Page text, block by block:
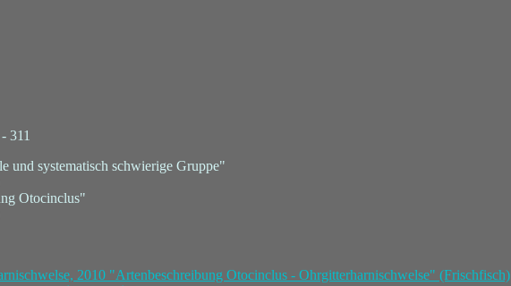
311
und systematisch schwierige Gruppe"
Otocinclus"
2010 "Artenbeschreibung Otocinclus - Ohrgitterharnischwelse" (Frischfisch)